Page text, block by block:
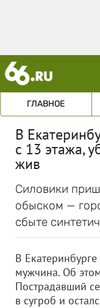
ГЛАВНОЕ
В
с 13 этажа,
жив
Силовики
обыском —
сбыте
В
мужчина. Об
Пострадавший
в сугроб и